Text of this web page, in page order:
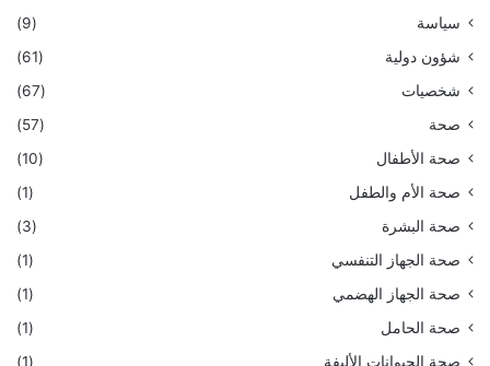
سياسة
(9)
شؤون دولية
(61)
شخصيات
(67)
صحة
(57)
صحة الأطفال
(10)
صحة الأم والطفل
(1)
صحة البشرة
(3)
صحة الجهاز التنفسي
(1)
صحة الجهاز الهضمي
(1)
صحة الحامل
(1)
صحة الحيوانات الأليفة
(1)